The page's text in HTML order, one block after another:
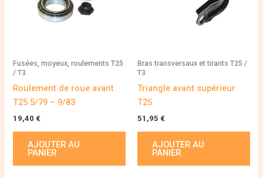
Fusées, moyeux, roulements T25
/ T3
Roulement de roue avant
T25 5/79 – 9/83
19,40 €
AJOUTER AU
PANIER
Bras transversaux et tirants T25 /
T3
Triangle avant supérieur
T25
51,95 €
AJOUTER AU
PANIER